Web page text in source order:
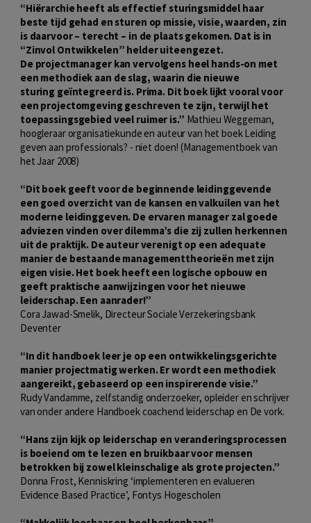
“Hiërarchie heeft als effectief sturingsmiddel haar
beste tijd gehad en sturen op missie, visie, waarden, zin
is daarvoor – terecht – in de plaats gekomen. Dat is in
“Zinvol Ontwikkelen” helder uiteengezet.
De projectmanager kan vervolgens heel hands-on met
een methodiek aan de slag, waarin die nieuwe
sturing geïntegreerd is. Prima. Dit boek lijkt vooral voor
een projectomgeving geschreven te zijn, terwijl het
toepassingsgebied veel ruimer is.” Mathieu Weggeman,
hoogleraar organisatiekunde en auteur van het boek Leiding
geven aan professionals? - niet doen! (Managementboek van
het Jaar 2008)
“Dit boek geeft voor de beginnende leidinggevende
een goed overzicht van de kansen en valkuilen van het
moderne leidinggeven. De ervaren manager zal goede
adviezen vinden over dilemma’s die zij zullen herkennen
uit de praktijk. De auteur verenigt op een adequate
manier de bestaande managementtheorieën met zijn
eigen visie. Het boek heeft een logische opbouw en
geeft praktische aanwijzingen voor het nieuwe
leiderschap. Een aanrader!”
Cora Jawad-Smelik, Directeur Sociale Verzekeringsbank
Deventer
“In dit handboek leer je op een ontwikkelingsgerichte
manier projectmatig werken. Er wordt een methodiek
aangereikt, gebaseerd op een inspirerende visie.”
Rudy Vandamme, zelfstandig onderzoeker, opleider en schrijver
van onder andere Handboek coachend leiderschap en De vork.
“Hans zijn kijk op leiderschap en veranderingsprocessen
is boeiend om te lezen en bruikbaar voor mensen
betrokken bij zowel kleinschalige als grote projecten.”
Donna Frost, Kenniskring ‘implementeren en evalueren
Evidence Based Practice’, Fontys Hogescholen